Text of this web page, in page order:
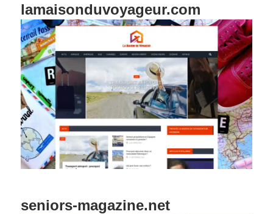
lamaisonduvoyageur.com
seniors-magazine.net